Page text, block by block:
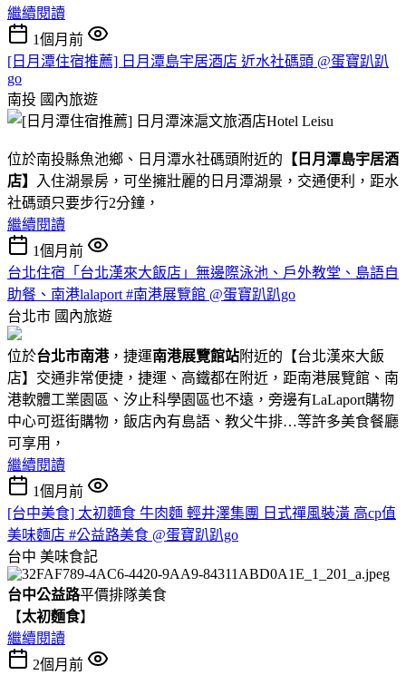
繼續閱讀
1個月前
[日月潭住宿推薦] 日月潭島宇居酒店 近水社碼頭 @蛋寶趴趴
go
南投 國內旅遊
位於南投縣魚池鄉、日月潭水社碼頭附近的 【日月潭島宇居酒
店】
入住湖景房，可坐擁壯麗的日月潭湖景，交通便利，距水
社碼頭只要步行2分鐘，
繼續閱讀
1個月前
台北住宿「台北漢來大飯店」無邊際泳池、戶外教堂、島語自
助餐、南港lalaport #南港展覽館 @蛋寶趴趴go
台北市 國內旅遊
位於台北市南港，捷運南港展覽館站附近的【台北漢來大飯
店】交通非常便捷，捷運、高鐵都在附近，距南港展覽館、南
港軟體工業園區、汐止科學園區也不遠，旁邊有LaLaport購物
中心可逛街購物，飯店內有島語、教父牛排…等許多美食餐廳
可享用，
繼續閱讀
1個月前
[台中美食] 太初麵食 牛肉麵 輕井澤集團 日式禪風裝潢 高cp值
美味麵店 #公益路美食 @蛋寶趴趴go
台中 美味食記
台中公益路平價排隊美食
【太初麵食】
繼續閱讀
2個月前